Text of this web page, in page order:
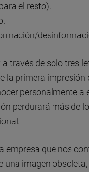
el resto).
través de solo tres
la primera impresión
personalmente
perdurará más de
empresa que nos
imagen